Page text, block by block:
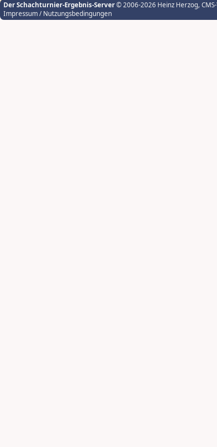
Der Schachturnier-Ergebnis-Server© 2006-2026 Heinz Herzog,
Impressum / Nutzungsbedingungen